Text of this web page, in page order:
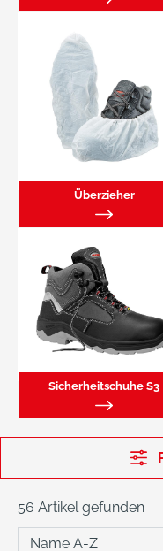
Überzieher
Sicherheitschuhe S3
56 Artikel gefunden